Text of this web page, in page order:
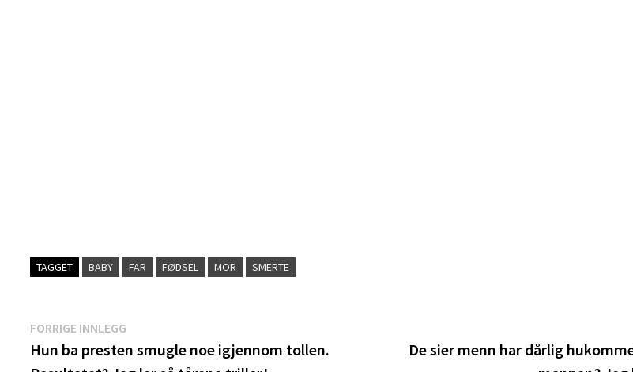
TAGGET BABY FAR FØDSEL MOR SMERTE
Innleggsnavigasjon
FORRIGE INNLEGG
innlegg:
Hun ba presten smugle noe igjennom tollen.
De sier menn har dårlig